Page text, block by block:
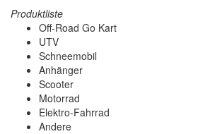
Produktliste
Off-Road Go Kart
UTV
Schneemobil
Anhänger
Scooter
Motorrad
Elektro-Fahrrad
Andere